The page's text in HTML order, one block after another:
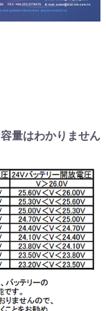
量はわかりません